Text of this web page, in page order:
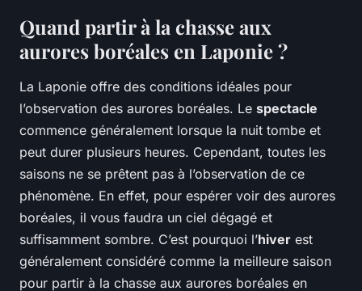
Quand partir à la chasse aux
aurores boréales en Laponie ?
La Laponie offre des conditions idéales pour
l’observation des aurores boréales. Le spectacle
commence généralement lorsque la nuit tombe et
peut durer plusieurs heures. Cependant, toutes les
saisons ne se prêtent pas à l’observation de ce
phénomène. En effet, pour espérer voir des aurores
boréales, il vous faudra un ciel dégagé et
suffisamment sombre. C’est pourquoi l’hiver est
généralement considéré comme la meilleure saison
pour partir à la chasse aux aurores boréales en